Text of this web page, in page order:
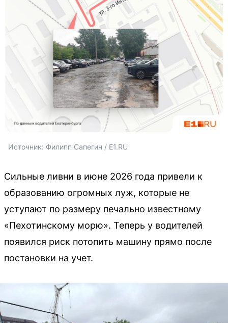
Источник: Филипп Сапегин / E1.RU
Сильные ливни в июне 2026 года привели к
образованию огромных луж, которые не
уступают по размеру печально известному
«Пехотинскому морю». Теперь у водителей
появился риск потопить машину прямо после
постановки на учет.